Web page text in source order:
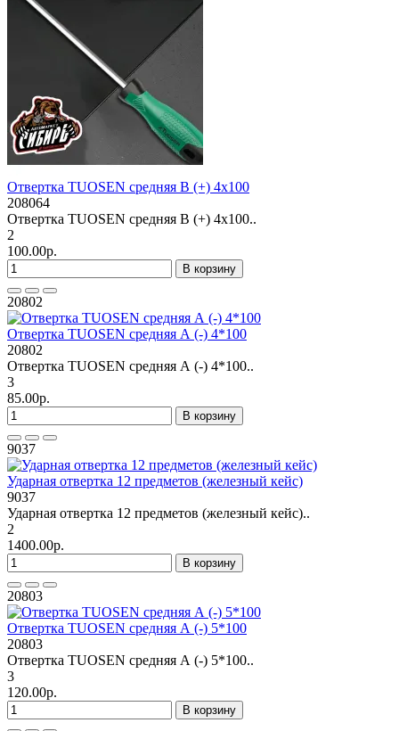
Отвертка TUOSEN средняя В (+) 4х100
208064
Отвертка TUOSEN средняя В (+) 4х100..
2
100.00р.
В корзину
20802
Отвертка TUOSEN средняя А (-) 4*100
20802
Отвертка TUOSEN средняя А (-) 4*100..
3
85.00р.
В корзину
9037
Ударная отвертка 12 предметов (железный кейс)
9037
Ударная отвертка 12 предметов (железный кейс)..
2
1400.00р.
В корзину
20803
Отвертка TUOSEN средняя А (-) 5*100
20803
Отвертка TUOSEN средняя А (-) 5*100..
3
120.00р.
В корзину